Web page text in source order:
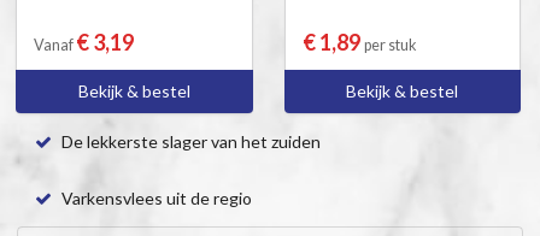
Vanaf € 3,19
Bekijk & bestel
€ 1,89 per stuk
Bekijk & bestel
De lekkerste slager van het zuiden
Varkensvlees uit de regio